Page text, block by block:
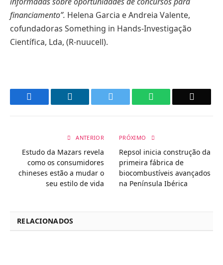
financiamento”. Helena Garcia e Andreia Valente,
cofundadoras Something in Hands-Investigação
Científica, Lda, (R-nuucell).
WhatsApp
ANTERIOR
Estudo da Mazars revela
como os consumidores
chineses estão a mudar o
seu estilo de vida
PRÓXIMO
Repsol inicia construção da
prime​​ir​​a fábrica de
biocombustíveis avançados
na Península Ibérica
RELACIONADOS